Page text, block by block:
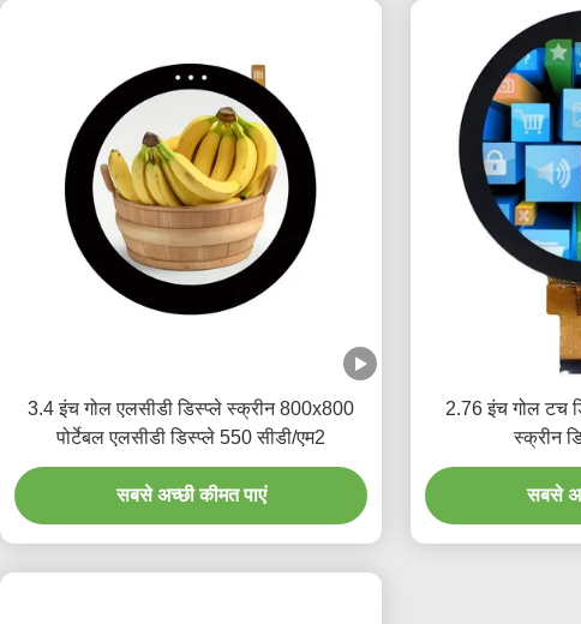
3.4 इंच गोल एलसीडी डिस्प्ले स्क्रीन 800x800
पोर्टेबल एलसीडी डिस्प्ले 550 सीडी/एम2
सबसे अच्छी कीमत पाएं
2.76 इंच गोल टच
स्क्रीन
सबसे